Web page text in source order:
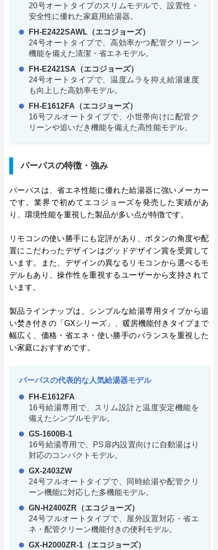
20号オートタイプのスリムモデルで、設置性・
安全性に優れた家庭用給湯器。
FH-E2422SAWL（エコジョーズ）
24号オートタイプで、高効率かつ配管クリーン
機能を備えた清潔・省エネモデル。
FH-E2421SA（エコジョーズ）
24号オートタイプで、温度ムラを抑え給湯速度
も向上した高効率モデル。
FH-E1612FA（エコジョーズ）
16号フルオートタイプで、小世帯向けに配管ク
リーンや追いだき機能を備えた高性能モデル。
パーパスの特徴・強み
パーパスは、省エネ性能に優れた給湯器に強いメーカー
です。業界で初めてエコジョーズを発売した実績があ
り、環境性能を重視した製品が多い点が特徴です。
リモコンの使い勝手にも定評があり、ボタンの角度や配
置にこだわったデザインはグッドデザイン賞を受賞して
います。また、デザインの異なるリモコンから選べるモ
デルもあり、操作性を重視するユーザーから支持されて
います。
製品ラインナップは、シンプルな給湯専用タイプから追
い焚き付きの「GXシリーズ」、暖房機能付きタイプまで
幅広く、価格・省エネ・使い勝手のバランスを重視した
い家庭におすすめです。
パーパスの代表的な人気給湯器モデル
FH-E1612FA
16号給湯専用で、スリム設計と温度安定機能を
備えたシンプルモデル。
GS-1600B-1
16号給湯専用で、PS扉内設置向けに自動湯はり
対応のコンパクトモデル。
GX-2403ZW
24号フルオートタイプで、同時給湯や配管クリ
ーン機能に対応した多機能モデル。
GN-H2400ZR（エコジョーズ）
24号フルオートタイプで、屋外設置対応・省エ
ネ・配管クリーン機能付きの便利モデル。
GX-H2000ZR-1（エコジョーズ）